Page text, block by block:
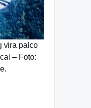
vira palco
– Foto: